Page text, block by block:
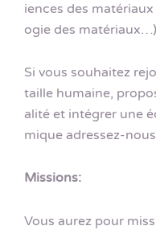
iences des
ogie des matériaux…)
Si vous souhaitez
taille humaine,
alité et intégrer une
mique adressez-
Missions:
Vous aurez pour